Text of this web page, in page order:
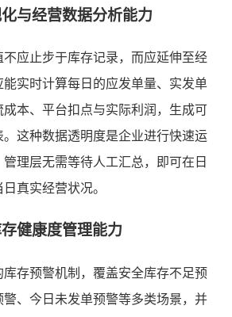
与经营数据分析能力
应止步于库存记录，而应延伸至经
实时计算每日的应发单量、实发单
本、平台扣点与实际利润，生成可
这种数据透明度是企业进行快速运
理层无需等待人工汇总，即可在日
真实经营状况。
健康度管理能力
存预警机制，覆盖安全库存不足预
、今日未发单预警等多类场景，并